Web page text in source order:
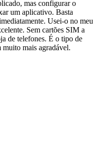
mas configurar o
um aplicativo. Basta
Usei-o no meu
Sem cartões SIM a
de telefones. É o tipo de
mais agradável.